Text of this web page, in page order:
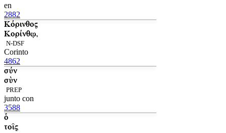
en
2882
Κόρινθος
Κορίνθῳ,
N-DSF
Corinto
4862
σύν
σὺν
PREP
junto con
3588
ὁ
τοῖς